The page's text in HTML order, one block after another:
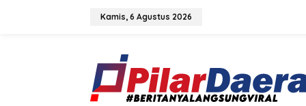
Kamis, 6 Agustus 2026